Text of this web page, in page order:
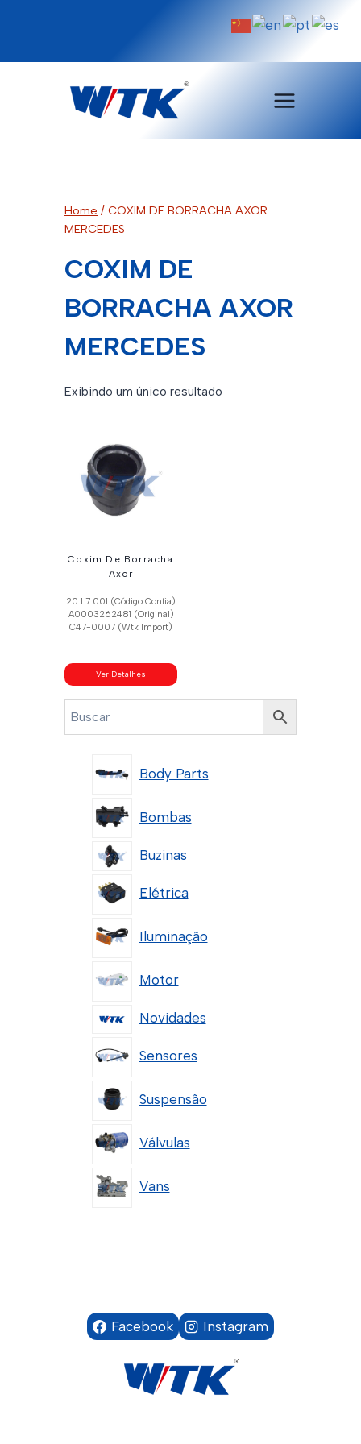
Home / COXIM DE BORRACHA AXOR
MERCEDES
COXIM DE
BORRACHA AXOR
MERCEDES
Exibindo um único resultado
Coxim De Borracha
Axor
20.1.7.001 (Código Confia)
A0003262481 (Original)
C47-0007 (Wtk Import)
Ver Detalhes
Body Parts
Bombas
Buzinas
Elétrica
Iluminação
Motor
Novidades
Sensores
Suspensão
Válvulas
Vans
Facebook Instagram